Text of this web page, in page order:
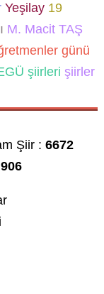
Yeşilay 19
M. Macit TAŞ
günü
şiirleri şiirler
Şiir :6672
906